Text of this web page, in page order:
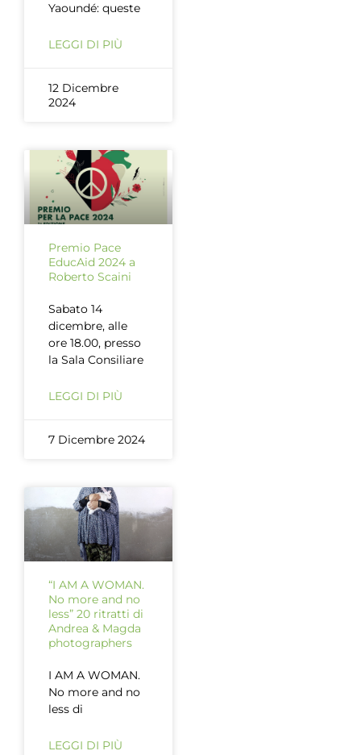
Yaoundé: queste
LEGGI DI PIÙ
12 Dicembre
2024
Premio Pace
EducAid 2024 a
Roberto Scaini
Sabato 14
dicembre, alle
ore 18.00, presso
la Sala Consiliare
LEGGI DI PIÙ
7 Dicembre 2024
“I AM A WOMAN.
No more and no
less” 20 ritratti di
Andrea & Magda
photographers
I AM A WOMAN.
No more and no
less di
LEGGI DI PIÙ